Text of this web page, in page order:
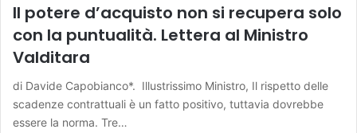
Il potere d’acquisto non si recupera solo
con la puntualità. Lettera al Ministro
Valditara
di Davide Capobianco*. Illustrissimo Ministro, Il rispetto delle
scadenze contrattuali è un fatto positivo, tuttavia dovrebbe
essere la norma. Tre…